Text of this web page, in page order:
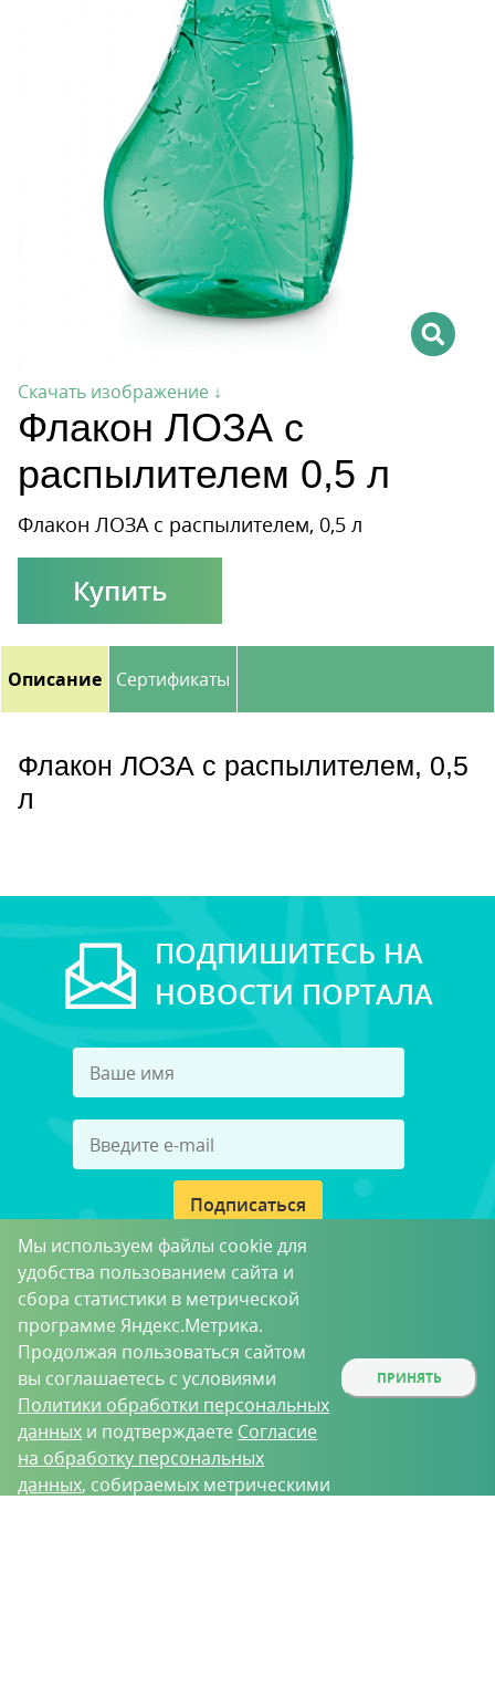
Скачать изображение ↓
Флакон ЛОЗА с
распылителем 0,5 л
Флакон ЛОЗА с распылителем, 0,5 л
Купить
Описание Сертификаты
Флакон ЛОЗА с распылителем, 0,5
л
ПОДПИШИТЕСЬ НА
НОВОСТИ ПОРТАЛА
Подписаться
Принимаю условияПользовательского соглашения
в целях получения рассылки
Мы используем файлы cookie для
удобства пользованием сайта и
сбора статистики в метрической
программе Яндекс.Метрика.
Продолжая пользоваться сайтом
вы соглашаетесь с условиями
Политики обработки персональных
данных и подтверждаете Согласие
на обработку персональных
данных, собираемых метрическими
ПРИНЯТЬ